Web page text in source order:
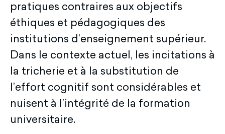
pratiques contraires aux objectifs
éthiques et pédagogiques des
institutions d’enseignement supérieur.
Dans le contexte actuel, les incitations à
la tricherie et à la substitution de
l’effort cognitif sont considérables et
nuisent à l’intégrité de la formation
universitaire.